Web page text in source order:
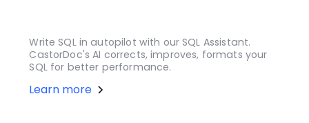
Write SQL in autopilot with our SQL Assistant.
CastorDoc's AI corrects, improves, formats your
SQL for better performance.
Learn more